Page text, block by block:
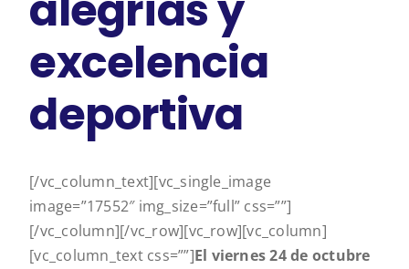
excelencia
deportiva
[/vc_column_text][vc_single_image
image=”17552″ img_size=”full” css=””]
[/vc_column][/vc_row][vc_row][vc_column]
[vc_column_text css=””]El viernes 24 de octubre